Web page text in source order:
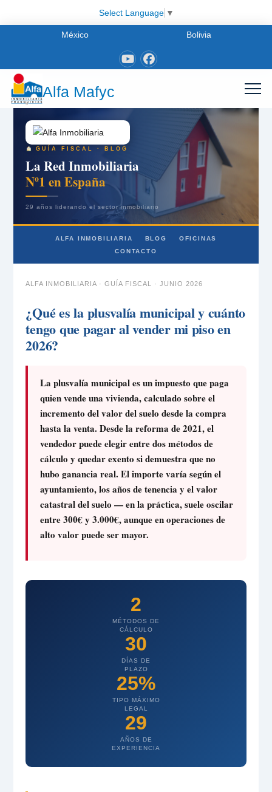
Select Language ▼
México Bolivia
Alfa Mafyc
GUÍA FISCAL · BLOG
La Red Inmobiliaria
Nº1 en España
29 años liderando el sector inmobiliario
ALFA INMOBILIARIA BLOG
OFICINAS
CONTACTO
ALFA INMOBILIARIA · GUÍA FISCAL · JUNIO 2026
¿Qué es la plusvalía municipal y cuánto
tengo que pagar al vender mi piso en
2026?
La plusvalía municipal es un impuesto que paga
quien vende una vivienda, calculado sobre el
incremento del valor del suelo desde la compra
hasta la venta. Desde la reforma de 2021, el
vendedor puede elegir entre dos métodos de
cálculo y quedar exento si demuestra que no
hubo ganancia real. El importe varía según el
ayuntamiento, los años de tenencia y el valor
catastral del suelo — en la práctica, suele oscilar
entre 300€ y 3.000€, aunque en operaciones de
alto valor puede ser mayor.
2
MÉTODOS DE
CÁLCULO
30
DÍAS DE
PLAZO
25%
TIPO MÁXIMO
LEGAL
29
AÑOS DE
EXPERIENCIA